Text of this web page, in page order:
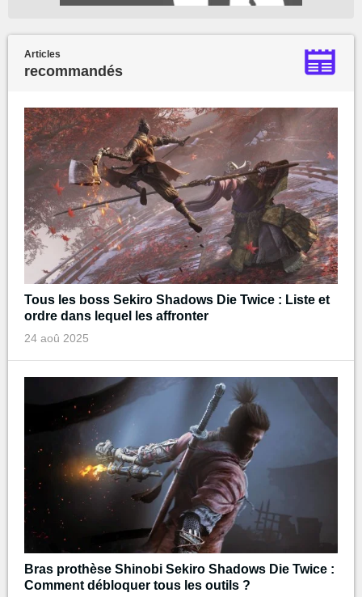
Articles
recommandés
Tous les boss Sekiro Shadows Die Twice : Liste et
ordre dans lequel les affronter
24 aoû 2025
Bras prothèse Shinobi Sekiro Shadows Die Twice :
Comment débloquer tous les outils ?